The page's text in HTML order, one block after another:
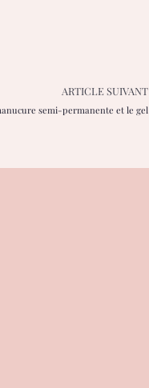
ARTICLE SUIVANT
semi-permanente et le gel